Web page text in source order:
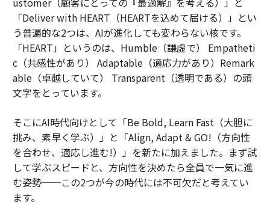
「Deliver with HEART（HEARTを込めて届ける）」とい
う普遍的な2つは、AIが進化しても変わらない核です。
「HEART」というのは、Humble（謙虚で） Empatheti
c（共感性があり） Adaptable（適応力があり）Remark
able（卓越していて） Transparent（透明である）の頭
文字をとっています。
そこにAI時代向けとして「Be Bold, Learn Fast（大胆に
挑み、素早く学ぶ）」と「Align, Adapt & GO!（方向性
を合わせ、適応し進む!）」を新たに加えました。まず試
して学ぶスピードと、方向性を決めたら全員で一気に進
む姿勢──この2つが今の時代には不可欠だと考えてい
ます。